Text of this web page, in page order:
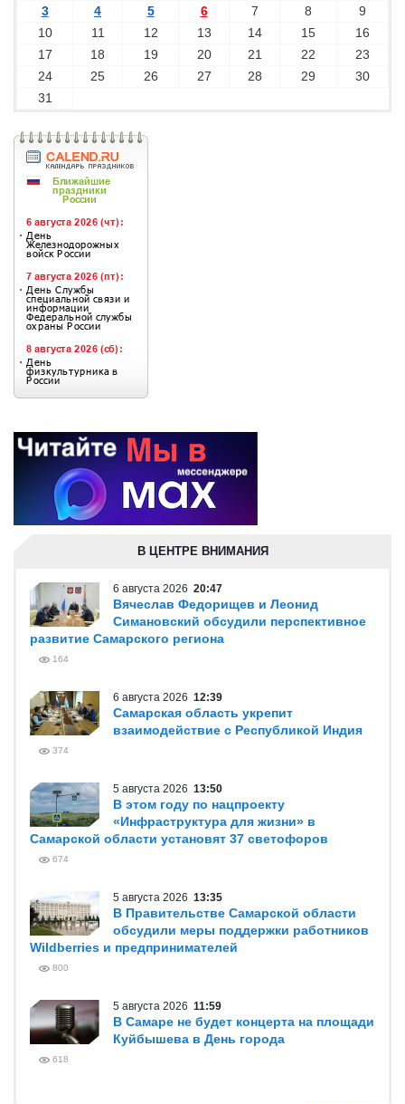
3 4 5 6 7 8
9
10
11 12 13 14 15
16
17
18 19 20 21 22
23
24
25 26 27 28 29
30
31
В ЦЕНТРЕ ВНИМАНИЯ
6 августа 2026 20:47
Вячеслав Федорищев и Леонид
Симановский обсудили перспективное
развитие Самарского региона
164
6 августа 2026 12:39
Самарская область укрепит
взаимодействие с Республикой Индия
374
5 августа 2026 13:50
В этом году по нацпроекту
«Инфраструктура для жизни» в
Самарской области установят 37 светофоров
674
5 августа 2026 13:35
В Правительстве Самарской области
обсудили меры поддержки работников
Wildberries и предпринимателей
800
5 августа 2026 11:59
В Самаре не будет концерта на площади
Куйбышева в День города
618